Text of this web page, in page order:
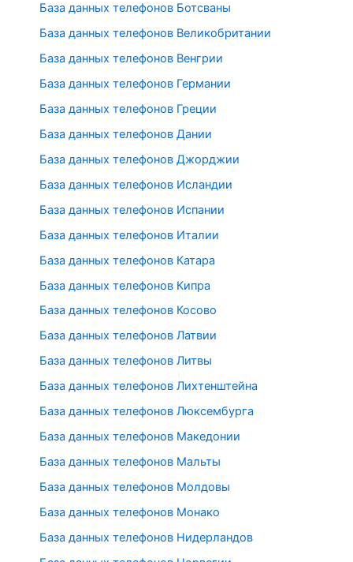
База данных телефонов Ботсваны
База данных телефонов Великобритании
База данных телефонов Венгрии
База данных телефонов Германии
База данных телефонов Греции
База данных телефонов Дании
База данных телефонов Джорджии
База данных телефонов Исландии
База данных телефонов Испании
База данных телефонов Италии
База данных телефонов Катара
База данных телефонов Кипра
База данных телефонов Косово
База данных телефонов Латвии
База данных телефонов Литвы
База данных телефонов Лихтенштейна
База данных телефонов Люксембурга
База данных телефонов Македонии
База данных телефонов Мальты
База данных телефонов Молдовы
База данных телефонов Монако
База данных телефонов Нидерландов